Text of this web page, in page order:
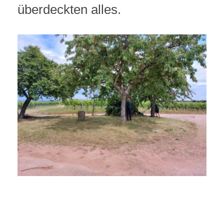
überdeckten alles.